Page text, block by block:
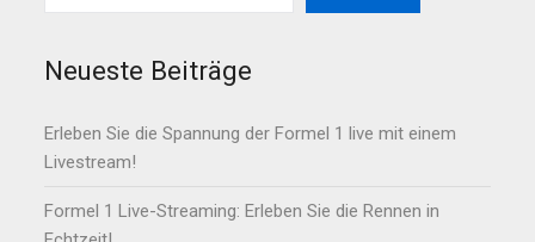
Neueste Beiträge
Erleben Sie die Spannung der Formel 1 live mit einem
Livestream!
Formel 1 Live-Streaming: Erleben Sie die Rennen in